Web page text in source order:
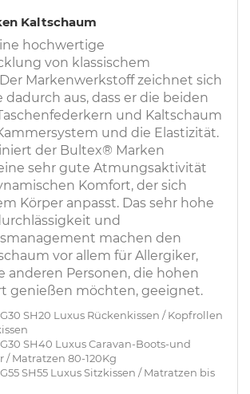
Kaltschaum
hochwertige
von klassischem
Markenwerkstoff zeichnet sich
dadurch aus, dass er die beiden
und Kaltschaum
und die Elastizität.
der Bultex® Marken
sehr gute Atmungsaktivität
Komfort, der sich
Körper anpasst. Das sehr hohe
und
machen den
vor allem für Allergiker,
anderen Personen, die hohen
genießen möchten, geeignet.
SH20 Luxus Rückenkissen / Kopfrollen
SH40 Luxus Caravan-Boots-und
/ Matratzen 80-120Kg
SH55 Luxus Sitzkissen / Matratzen bis